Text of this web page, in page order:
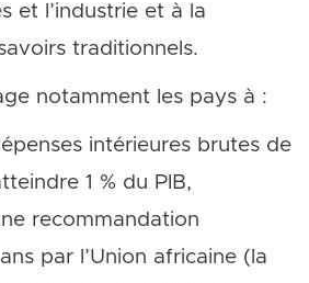
et l’industrie et à la
traditionnels.
notamment les pays à :
intérieures brutes de
1 % du PIB,
recommandation
par l’Union africaine (la